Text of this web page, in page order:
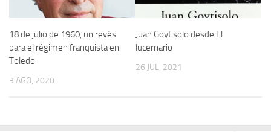
18 de julio de 1960, un revés
para el régimen franquista en
Toledo
3 AGO, 2020
Juan Goytisolo desde El
lucernario
26 JUL, 2021